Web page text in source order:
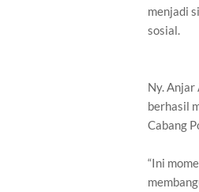
menjadi
sosial.
Ny. Anjar
berhasil
Cabang
“Ini